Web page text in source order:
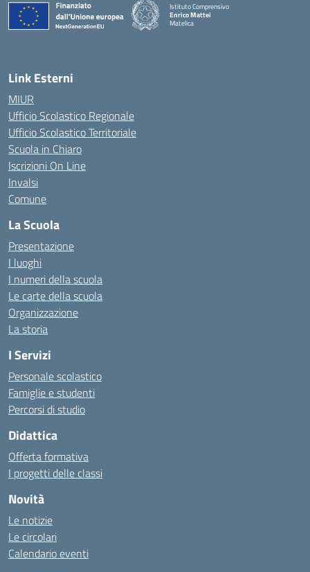
Istituto Comprensivo
Enrico Mattei
Matelica
Link Esterni
MIUR
Ufficio Scolastico Regionale
Ufficio Scolastico Territoriale
Scuola in Chiaro
Iscrizioni On Line
Invalsi
Comune
La Scuola
Presentazione
I luoghi
I numeri della scuola
Le carte della scuola
Organizzazione
La storia
I Servizi
Personale scolastico
Famiglie e studenti
Percorsi di studio
Didattica
Offerta formativa
I progetti delle classi
Novità
Le notizie
Le circolari
Calendario eventi